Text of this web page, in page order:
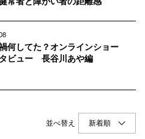
規約
会社
何してた？オンラインショー
タビュー 長谷川あや編
並べ替え